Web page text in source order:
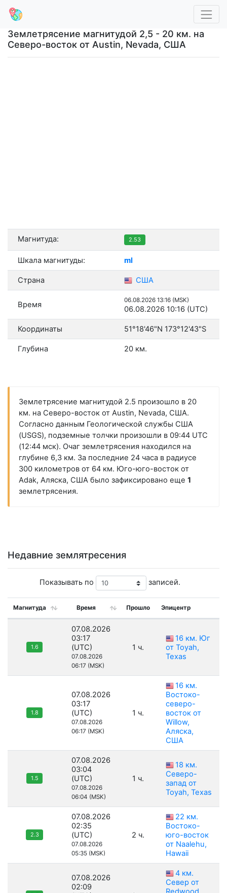
Землетрясение магнитудой 2,5 - 20 км. на
Северо-восток от Austin, Nevada, США
Магнитуда: 2.53
Шкала магнитуды: ml
Страна США
Время 06.08.2026 13:16 (MSK)
06.08.2026 10:16 (UTC)
Координаты 51°18'46"N 173°12'43"S
Глубина 20 км.
Землетрясение магнитудой 2.5 произошло в 20
км. на Северо-восток от Austin, Nevada, США.
Согласно данным Геологической службы США
(USGS), подземные толчки произошли в 09:44 UTC
(12:44 мск). Очаг землетрясения находился на
глубине 6,3 км. За последние 24 часа в радиусе
300 километров от 64 км. Юго-юго-восток от
Adak, Аляска, США было зафиксировано еще 1
землетрясения.
Недавние землятресения
Показывать по записей.
Магнитуда Время Прошло Эпицентр
1.6
07.08.2026
03:17
(UTC)
07.08.2026
06:17 (MSK)
1 ч.
16 км. Юг
от Toyah,
Texas
1.8
07.08.2026
03:17
(UTC)
07.08.2026
06:17 (MSK)
1 ч.
16 км.
Востоко-
северо-
восток от
Willow,
Аляска,
США
1.5
07.08.2026
03:04
(UTC)
07.08.2026
06:04 (MSK)
1 ч.
18 км.
Северо-
запад от
Toyah, Texas
2.3
07.08.2026
02:35
(UTC)
07.08.2026
05:35 (MSK)
2 ч.
22 км.
Востоко-
юго-восток
от Naalehu,
Hawaii
07.08.2026
02:09
4 км.
Север от